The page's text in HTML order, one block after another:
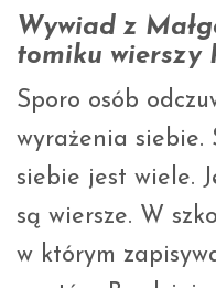
Wywiad z
tomiku wierszy
Sporo osób
wyrażenia siebie.
siebie jest wiele.
są wiersze. W
w którym